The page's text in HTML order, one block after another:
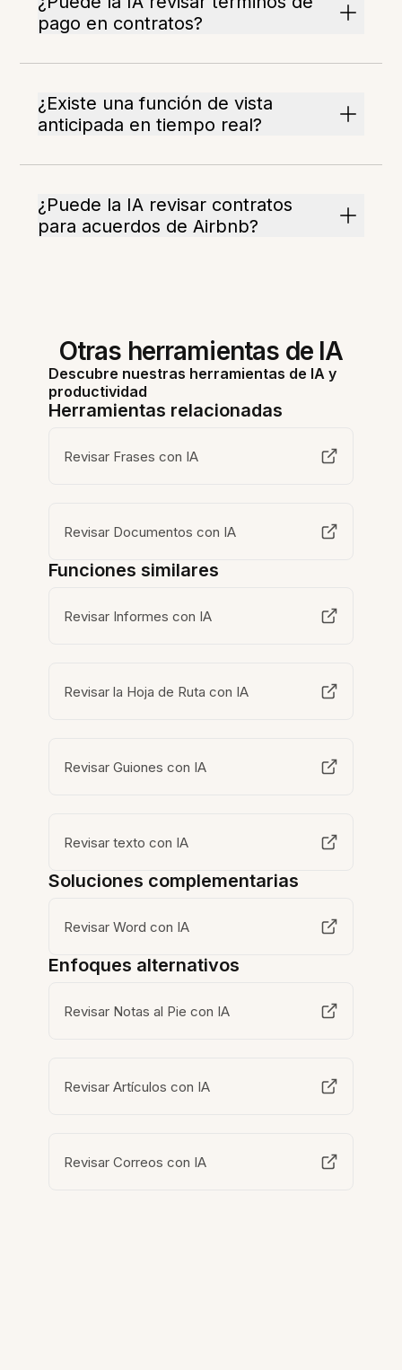
pago en contratos?
¿Existe una función de vista
anticipada en tiempo real?
¿Puede la IA revisar contratos
para acuerdos de Airbnb?
Otras herramientas de IA
Descubre nuestras herramientas de IA y
productividad
Herramientas relacionadas
Revisar Frases con IA
Revisar Documentos con IA
Funciones similares
Revisar Informes con IA
Revisar la Hoja de Ruta con IA
Revisar Guiones con IA
Revisar texto con IA
Soluciones complementarias
Revisar Word con IA
Enfoques alternativos
Revisar Notas al Pie con IA
Revisar Artículos con IA
Revisar Correos con IA